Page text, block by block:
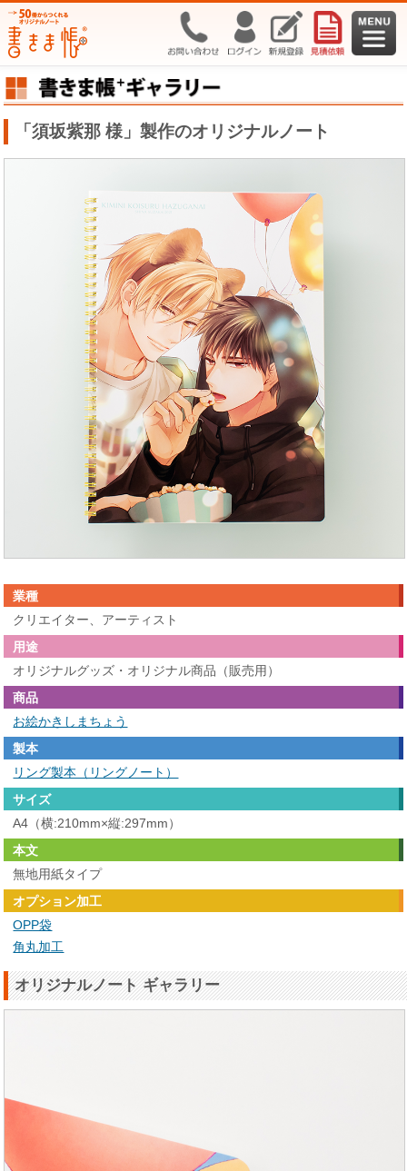
「須坂紫那 様」製作のオリジナルノート
業種
クリエイター、アーティスト
用途
オリジナルグッズ・オリジナル商品（販売用）
商品
お絵かきしまちょう
製本
リング製本（リングノート）
サイズ
A4（横:210mm×縦:297mm）
本文
無地用紙タイプ
オプション加工
OPP袋
角丸加工
オリジナルノート ギャラリー